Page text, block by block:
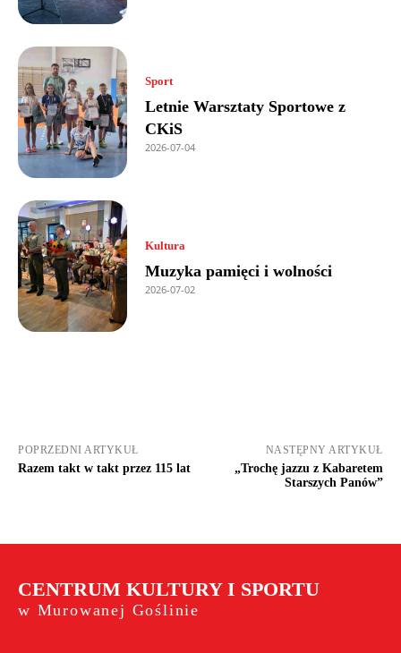
Sport
Letnie Warsztaty Sportowe z
CKiS
2026-07-04
Kultura
Muzyka pamięci i wolności
2026-07-02
POPRZEDNI ARTYKUŁ
Razem takt w takt przez 115 lat
NASTĘPNY ARTYKUŁ
„Trochę jazzu z Kabaretem
Starszych Panów”
CENTRUM KULTURY I SPORTU
w Murowanej Goślinie